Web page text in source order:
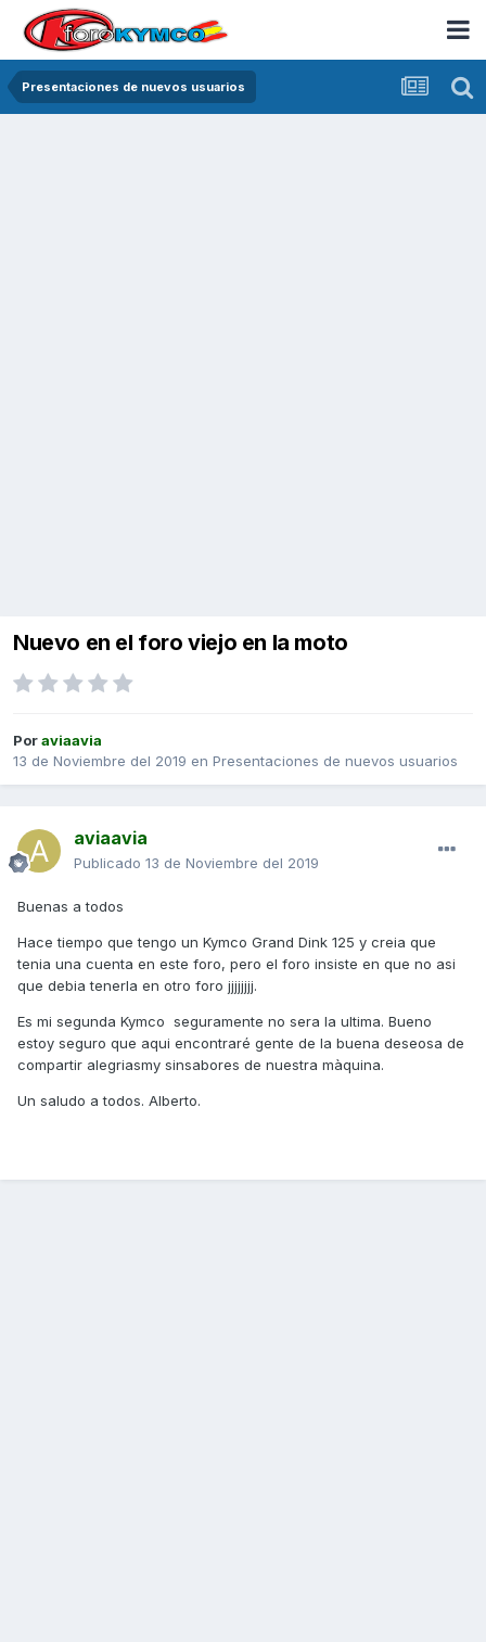
Presentaciones de nuevos usuarios
Nuevo en el foro viejo en la moto
Poraviaavia
13 de Noviembre del 2019 en Presentaciones de nuevos usuarios
aviaavia
Publicado 13 de Noviembre del 2019
Buenas a todos
Hace tiempo que tengo un Kymco Grand Dink 125 y creia que
tenia una cuenta en este foro, pero el foro insiste en que no asi
que debia tenerla en otro foro jjjjjjjj.
Es mi segunda Kymco seguramente no sera la ultima. Bueno
estoy seguro que aqui encontraré gente de la buena deseosa de
compartir alegriasmy sinsabores de nuestra màquina.
Un saludo a todos. Alberto.